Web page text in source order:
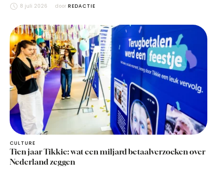
8 juli 2026 door REDACTIE
CULTURE
Tien jaar Tikkie: wat een miljard betaalverzoeken over
Nederland zeggen